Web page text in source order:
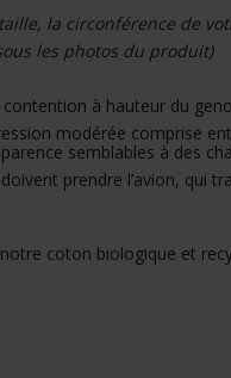
la circonférence de
les photos du produit)
à hauteur du
modérée comprise
semblables à des
prendre l’avion, qui
coton biologique et